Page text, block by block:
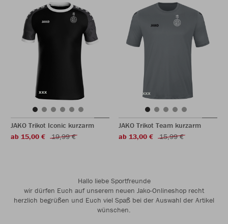
JAKO Trikot Iconic kurzarm
ab 15,00 €
19,99 €
JAKO Trikot Team kurzarm
ab 13,00 €
15,99 €
Hallo liebe Sportfreunde
wir dürfen Euch auf unserem neuen Jako-Onlineshop recht
herzlich begrüßen und Euch viel Spaß bei der Auswahl der Artikel
wünschen.